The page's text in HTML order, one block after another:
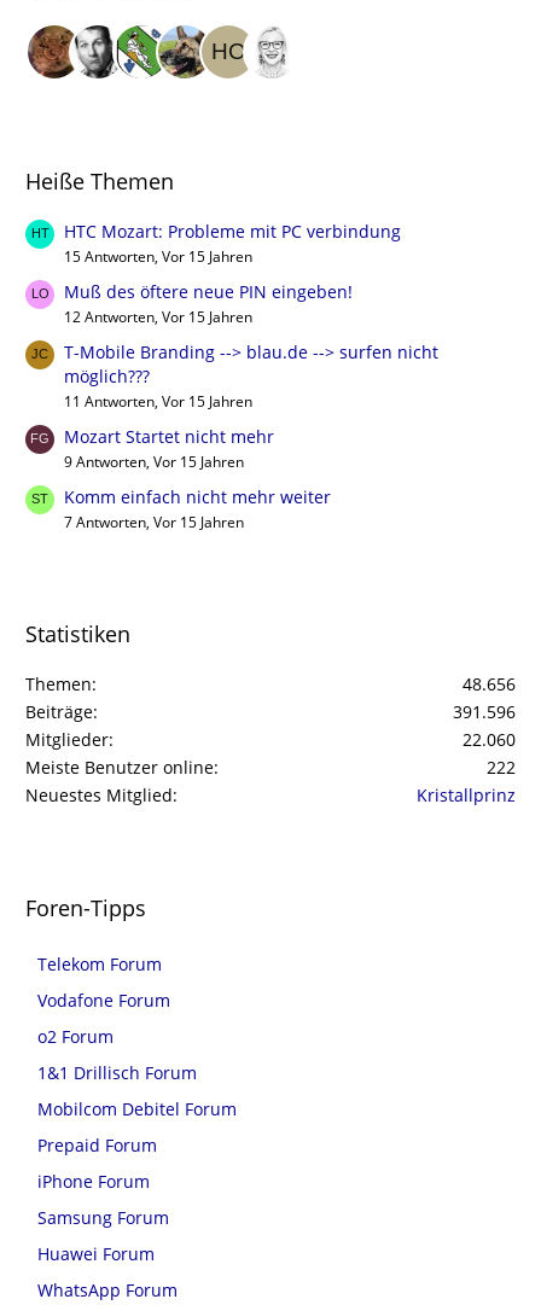
Heiße Themen
HTC Mozart: Probleme mit PC verbindung
15 Antworten, Vor 15 Jahren
Muß des öftere neue PIN eingeben!
12 Antworten, Vor 15 Jahren
T-Mobile Branding --> blau.de --> surfen nicht
möglich???
11 Antworten, Vor 15 Jahren
Mozart Startet nicht mehr
9 Antworten, Vor 15 Jahren
Komm einfach nicht mehr weiter
7 Antworten, Vor 15 Jahren
Statistiken
Themen
48.656
Beiträge
391.596
Mitglieder
22.060
Meiste Benutzer online
222
Neuestes Mitglied
Kristallprinz
Foren-Tipps
Telekom Forum
Vodafone Forum
o2 Forum
1&1 Drillisch Forum
Mobilcom Debitel Forum
Prepaid Forum
iPhone Forum
Samsung Forum
Huawei Forum
WhatsApp Forum